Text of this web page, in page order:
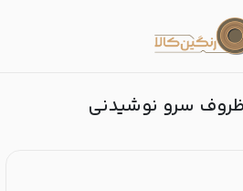
سرو نوشیدنی